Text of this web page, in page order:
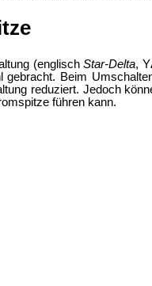
(englischStar-Delta,
gebracht. Beim
reduziert. Jedoch
führen kann.